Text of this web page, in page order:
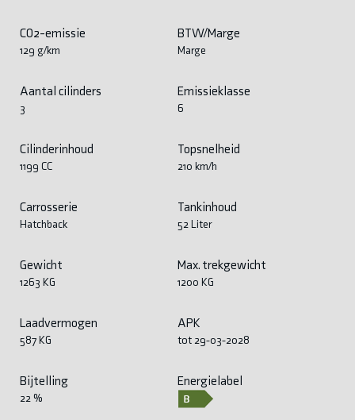
CO2-emissie
129 g/km
BTW/Marge
Marge
Aantal cilinders
3
Emissieklasse
6
Cilinderinhoud
1199 CC
Topsnelheid
210 km/h
Carrosserie
Hatchback
Tankinhoud
52 Liter
Gewicht
1263 KG
Max. trekgewicht
1200 KG
Laadvermogen
587 KG
APK
tot 29-03-2028
Bijtelling
22 %
Energielabel